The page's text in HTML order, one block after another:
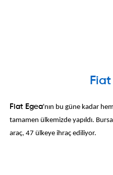
Fiat Egea'nın bu güne kadar
tamamen ülkemizde yapıldı.
araç, 47 ülkeye ihraç ediliyor.